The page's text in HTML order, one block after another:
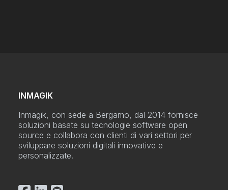
INMAGIK
Inmagik, con sede a Bergamo, dal 2014 fornisce
soluzioni basate su tecnologie software open
source e collabora con clienti di vari settori per
sviluppare soluzioni digitali innovative e
personalizzate.